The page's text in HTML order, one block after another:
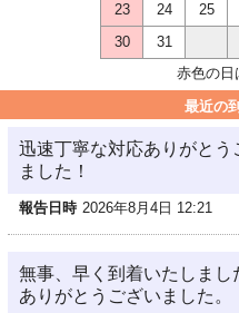
23
24 25
30
31
赤色の日
最近の
迅速丁寧な対応ありがとう
ました！
報告日時 2026年8月4日 12:21
無事、早く到着いたしまし
ありがとうございました。